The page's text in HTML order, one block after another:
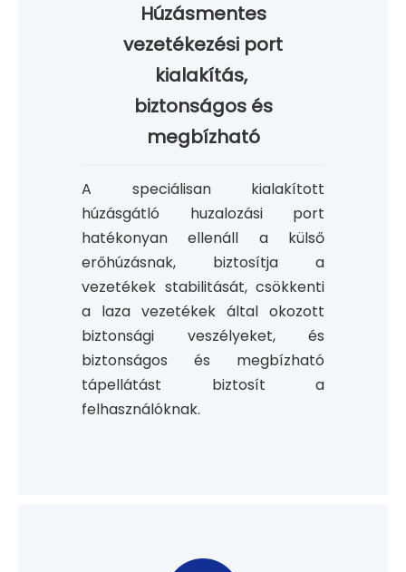
Húzásmentes
vezetékezési port
kialakítás,
biztonságos és
megbízható
A speciálisan kialakított
húzásgátló huzalozási port
hatékonyan ellenáll a külső
erőhúzásnak, biztosítja a
vezetékek stabilitását, csökkenti
a laza vezetékek által okozott
biztonsági veszélyeket, és
biztonságos és megbízható
tápellátást biztosít a
felhasználóknak.